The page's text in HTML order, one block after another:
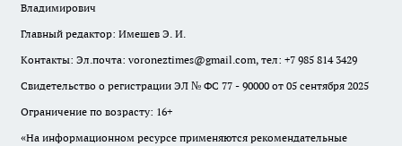
Владимирович
Главный редактор: Имешев Э. И.
Контакты: Эл.почта: voroneztimes@gmail.com, тел: +7 985 814 3429
Свидетельство о регистрации ЭЛ № ФС 77 - 90000 от 05 сентября 2025
Ограничение по возрасту: 16+
«На информационном ресурсе применяются рекомендательные